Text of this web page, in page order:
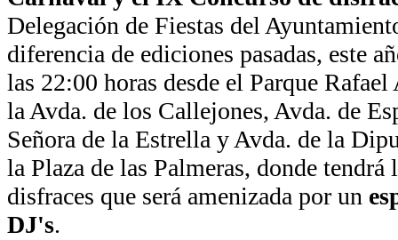
Delegación de Fiestas del
diferencia de ediciones pasadas, este
las 22:00 horas desde el Parque
la Avda. de los Callejones, Avda. de
Señora de la Estrella y Avda. de la
la Plaza de las Palmeras, donde tendrá
disfraces que será amenizada por un
DJ's.